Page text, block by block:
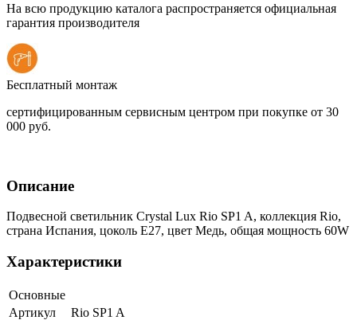
На всю продукцию каталога распространяется официальная
гарантия производителя
Бесплатный монтаж
сертифицированным сервисным центром при покупке от 30
000 руб.
Описание
Подвесной светильник Crystal Lux Rio SP1 A, коллекция Rio,
страна Испания, цоколь E27, цвет Медь, общая мощность 60W
Характеристики
Основные
Артикул
Rio SP1 A